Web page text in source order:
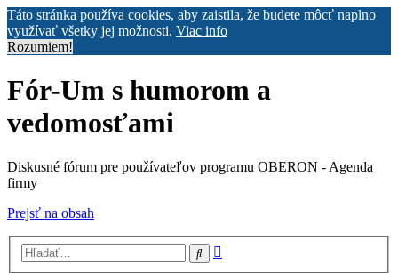
Táto stránka používa cookies, aby zaistila, že budete môcť naplno
využívať všetky jej možnosti. Viac info
Rozumiem!
Fór-Um s humorom a
vedomosťami
Diskusné fórum pre používateľov programu OBERON - Agenda
firmy
Prejsť na obsah
Hľadať